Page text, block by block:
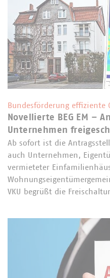
Bundesförderung effiziente
Novellierte BEG EM –
Unternehmen
Ab sofort ist die
auch Unternehmen,
vermieteter
VKU begrüßt die